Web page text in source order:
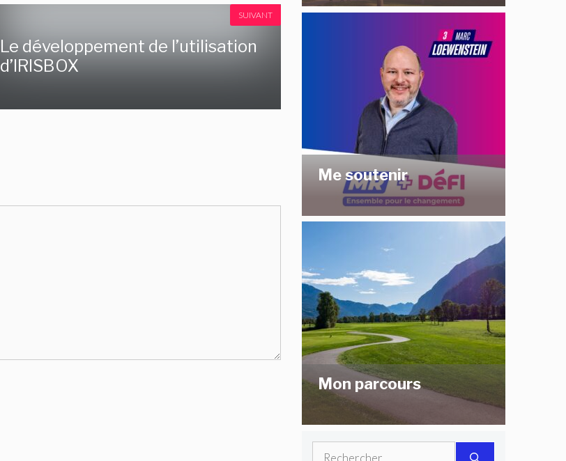
Le développement de l’utilisation
d’IRISBOX
SUIVANT
Me soutenir
Mon parcours
Rechercher :